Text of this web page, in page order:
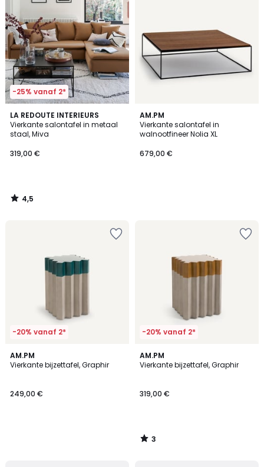
-25% vanaf 2*
LA REDOUTE INTERIEURS
Vierkante salontafel in metaal
staal, Miva
319,00 €
4,5
/ 5
4,5
/
AM.PM
Vierkante salontafel in
walnootfineer Nolia XL
679,00 €
-20% vanaf 2*
AM.PM
Vierkante bijzettafel, Graphir
249,00 €
-20% vanaf 2*
AM.PM
Vierkante bijzettafel, Graphir
319,00 €
3
/
3
/